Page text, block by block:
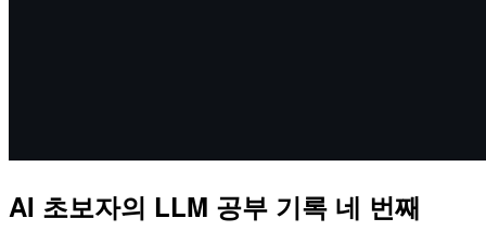
AI 초보자의 LLM 공부 기록 네 번째